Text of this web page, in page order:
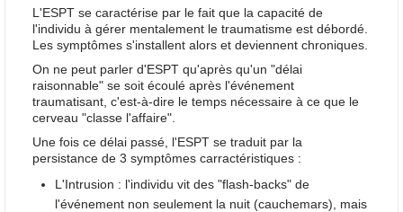
L'ESPT se caractérise par le fait que la capacité de
l'individu à gérer mentalement le traumatisme est débordé.
Les symptômes s'installent alors et deviennent chroniques.
On ne peut parler d'ESPT qu'après qu'un "délai
raisonnable" se soit écoulé après l'événement
traumatisant, c'est-à-dire le temps nécessaire à ce que le
cerveau "classe l'affaire".
Une fois ce délai passé, l'ESPT se traduit par la
persistance de 3 symptômes carractéristiques :
L'Intrusion : l'individu vit des "flash-backs" de
l'événement non seulement la nuit (cauchemars), mais